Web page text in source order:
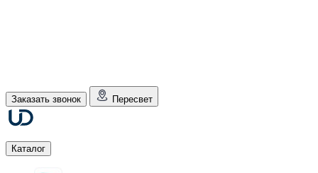
Заказать звонок Пересвет
Каталог